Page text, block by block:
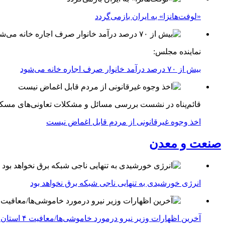
«لوفت‌هانزا» به ایران بازمی‌گردد
نماینده مجلس:
بیش از ۷۰ درصد درآمد خانوار صرف اجاره خانه می‌شود
قائم‌پناه در نشست بررسی مسائل و مشکلات تعاونی‌های
اخذ وجوه غیرقانونی از مردم قابل اغماض نیست
صنعت و معدن
انرژی خورشیدی به تنهایی ناجی شبکه برق نخواهد بود
آخرین اظهارات وزیر نیرو درمورد خاموشی‌ها/معافیت ۴ استان جنوبی درگیر جنگ از قطعی برق